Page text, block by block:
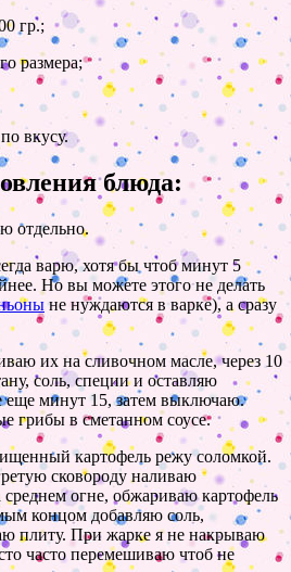
гр.;
размера;
вкусу.
блюда:
отдельно.
варю, хотя бы чтоб минут 5
Но вы можете этого не делать
не нуждаются в варке), а сразу
их на сливочном масле, через 10
соль, специи и оставляю
еще минут 15, затем выключаю.
грибы в сметанном соусе.
картофель режу соломкой.
сковороду наливаю
огне, обжариваю картофель
концом добавляю соль,
плиту. При жарке я не накрываю
часто перемешиваю чтоб не